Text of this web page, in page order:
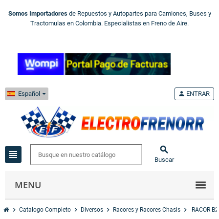
Somos Importadores de Repuestos y Autopartes para Camiones, Buses y
Tractomulas en Colombia. Especialistas en Freno de Aire.
Español
view_headline 
Buscar
person ENTRAR
MENU
chevron_right Catalogo Completo chevron_right Diversos chevron_right Racores y Racores Chasis chevron_right RACOR